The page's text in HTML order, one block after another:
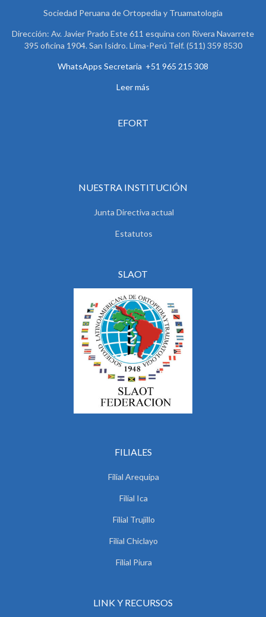
Sociedad Peruana de Ortopedia y Truamatología
Dirección: Av. Javier Prado Este 611 esquina con Rivera Navarrete
395 oficina 1904. San Isidro. Lima-Perú Telf. (511) 359 8530
WhatsApps Secretaria +51 965 215 308
Leer más
EFORT
NUESTRA INSTITUCIÓN
Junta Directiva actual
Estatutos
SLAOT
FILIALES
Filial Arequipa
Filial Ica
Filial Trujillo
Filial Chiclayo
Filial Piura
LINK Y RECURSOS